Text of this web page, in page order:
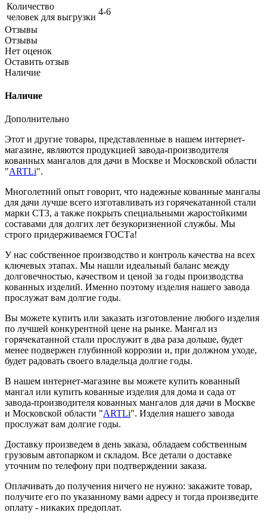
Количество
человек для выгрузки
4-6
Отзывы
Отзывы
Нет оценок
Оставить отзыв
Наличие
Наличие
Дополнительно
Этот и другие товары, представленные в нашем интернет-
магазине, являются продукцией завода-производителя
кованных мангалов для дачи в Москве и Московской области
"ARTLi".
Многолетний опыт говорит, что надежные кованные мангалы
для дачи лучше всего изготавливать из горячекатанной стали
марки СТ3, а также покрыть специальными жаростойкими
составами для долгих лет безукоризненной службы. Мы
строго придерживаемся ГОСТа!
У нас собственное производство и контроль качества на всех
ключевых этапах. Мы нашли идеальный баланс между
долговечностью, качеством и ценой за годы производства
кованных изделий. Именно поэтому изделия нашего завода
прослужат вам долгие годы.
Вы можете купить или заказать изготовление любого изделия
по лучшей конкурентной цене на рынке. Мангал из
горячекатанной стали прослужит в два раза дольше, будет
менее подвержен глубинной коррозии и, при должном уходе,
будет радовать своего владельца долгие годы.
В нашем интернет-магазине вы можете купить кованный
мангал или купить кованные изделия для дома и сада от
завода-производителя кованных мангалов для дачи в Москве
и Московской области "ARTLi". Изделия нашего завода
прослужат вам долгие годы.
Доставку произведем в день заказа, обладаем собственным
грузовым автопарком и складом. Все детали о доставке
уточним по телефону при подтверждении заказа.
Оплачивать до получения ничего не нужно: закажите товар,
получите его по указанному вами адресу и тогда произведите
оплату - никаких предоплат.